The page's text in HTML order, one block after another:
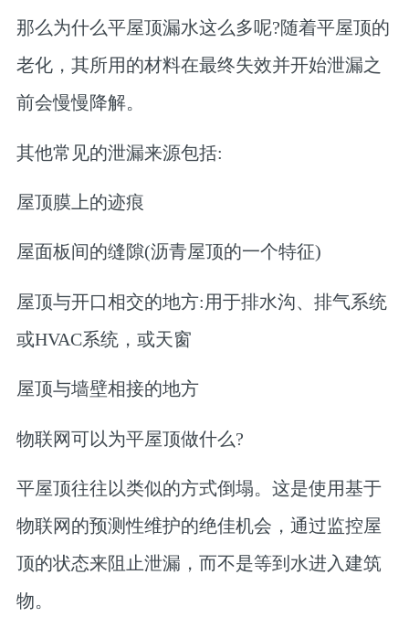
那么为什么平屋顶漏水这么多呢?随着平屋顶的
老化，其所用的材料在最终失效并开始泄漏之
前会慢慢降解。
其他常见的泄漏来源包括:
屋顶膜上的迹痕
屋面板间的缝隙(沥青屋顶的一个特征)
屋顶与开口相交的地方:用于排水沟、排气系统
或HVAC系统，或天窗
屋顶与墙壁相接的地方
物联网可以为平屋顶做什么?
平屋顶往往以类似的方式倒塌。这是使用基于
物联网的预测性维护的绝佳机会，通过监控屋
顶的状态来阻止泄漏，而不是等到水进入建筑
物。